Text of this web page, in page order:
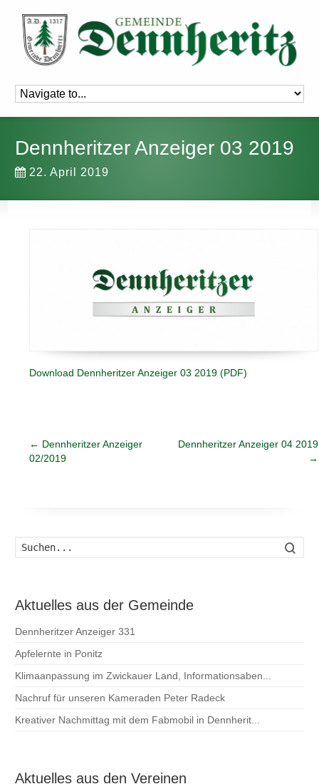
Dennheritzer Anzeiger 03 2019
22. April 2019
Download Dennheritzer Anzeiger 03 2019 (PDF)
← Dennheritzer Anzeiger
02/2019
Dennheritzer Anzeiger 04 2019
→
Aktuelles aus der Gemeinde
Dennheritzer Anzeiger 331
Apfelernte in Ponitz
Klimaanpassung im Zwickauer Land, Informationsaben...
Nachruf für unseren Kameraden Peter Radeck
Kreativer Nachmittag mit dem Fabmobil in Dennherit...
Aktuelles aus den Vereinen